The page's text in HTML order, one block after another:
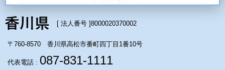
[ 法人番号 ]8000020370002
〒760-8570 香川県高松市番町四丁目1番10号
代表電話 : 087-831-1111